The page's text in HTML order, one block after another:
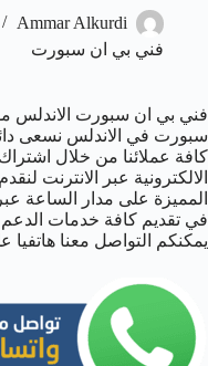
Ammar Alkurdi
فني بي ان سبورت
فني بي ان سبورت الاندلس
سبورت في الاندلس نسعى
كافة عملائنا من خلال اشتراك
الالكترونية عبر الانترنت
المميزة على مدار الساعة
في تقديم كافة خدمات الدعم
يمكنكم التواصل معنا هاتفيا على